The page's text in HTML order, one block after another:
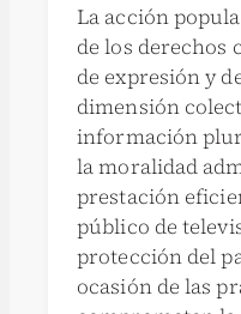
La acción
de los derechos
de expresión y
dimensión
información
la moralidad
prestación
público de
protección del
ocasión de las